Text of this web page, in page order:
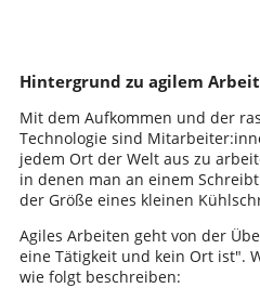
Hintergrund zu agilem
Mit dem Aufkommen und der
Technologie sind
jedem Ort der Welt aus zu
in denen man an einem
der Größe eines kleinen
Agiles Arbeiten geht von der
eine Tätigkeit und kein Ort ist".
wie folgt beschreiben: